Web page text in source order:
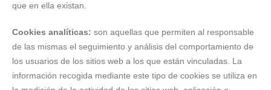
que en ella existan.
Cookies analíticas: son aquellas que permiten al responsable
de las mismas el seguimiento y análisis del comportamiento de
los usuarios de los sitios web a los que están vinculadas. La
información recogida mediante este tipo de cookies se utiliza en